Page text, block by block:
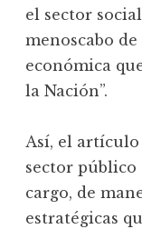
el sector
menoscabo
económica
la Nación”.
Así, el
sector público
cargo, de
estratégicas